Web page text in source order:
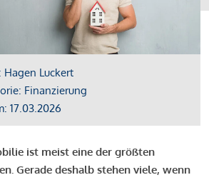
Hagen Luckert
Finanzierung
17.03.2026
ist meist eine der größten
Gerade deshalb stehen viele, wenn